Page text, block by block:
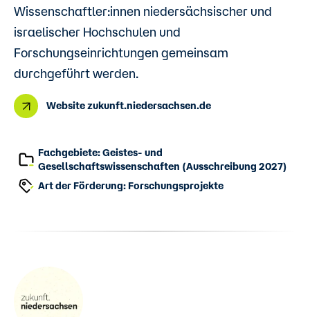
Wissenschaftler:innen niedersächsischer und
israelischer Hochschulen und
Forschungseinrichtungen gemeinsam
durchgeführt werden.
Website zukunft.niedersachsen.de
Fachgebiete: Geistes- und
Gesellschaftswissenschaften (Ausschreibung 2027)
Art der Förderung: Forschungsprojekte